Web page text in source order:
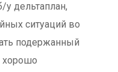
у дельтаплан,
ситуаций во
подержанный
хорошо